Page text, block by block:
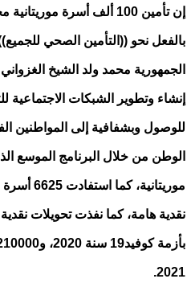
إن تأمين 100 ألف أسرة
بالفعل نحو ((التأمين الصحي
الجمهورية محمد ولد الشيخ
إنشاء وتطوير الشبكات الاجتماعية
2021.